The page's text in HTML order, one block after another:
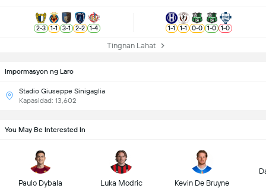
Impormasyon ng Laro
Stadio Giuseppe Sinigaglia
Kapasidad: 13,602
2-3 1-1 3-1 2-2 1-4 1-1 1-1 0-0 1-0 1-0
Tingnan Lahat
You May Be Interested In
Paulo Dybala Luka Modric Kevin De Bruyne